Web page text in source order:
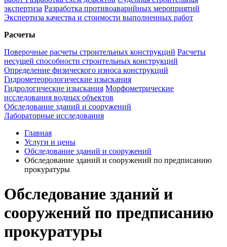
экспертиза Разработка противоаварийных мероприятий
Экспертиза качества и стоимости выполненных работ
Расчеты
Поверочные расчеты строительных конструкций Расчеты
несущей способности строительных конструкций
Определение физического износа конструкций
Гидрометеорологические изыскания
Гидрологические изыскания Морфометрические
исследования водных объектов
Обследование зданий и сооружений
Лабораторные исследования
Главная
Услуги и цены
Обследование зданий и сооружений
Обследование зданий и сооружений по предписанию
прокуратуры
Обследование зданий и
сооружений по предписанию
прокуратуры